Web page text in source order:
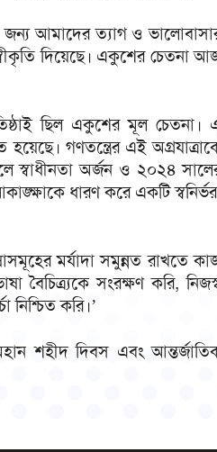
জন্য আমাদের ত্যাগ ও
দিয়েছে। একুশের চেতনা
ছিল একুশের মূল চেতনা।
গণতন্ত্রের এই
স্বাধীনতা অর্জন ও ২০২৪
ধারণ করে একটি
মর্যাদা সমুন্নত রাখতে
বৈচিত্র্যকে সংরক্ষণ করি,
নিশ্চিত করি।’
শহীদ দিবস এবং